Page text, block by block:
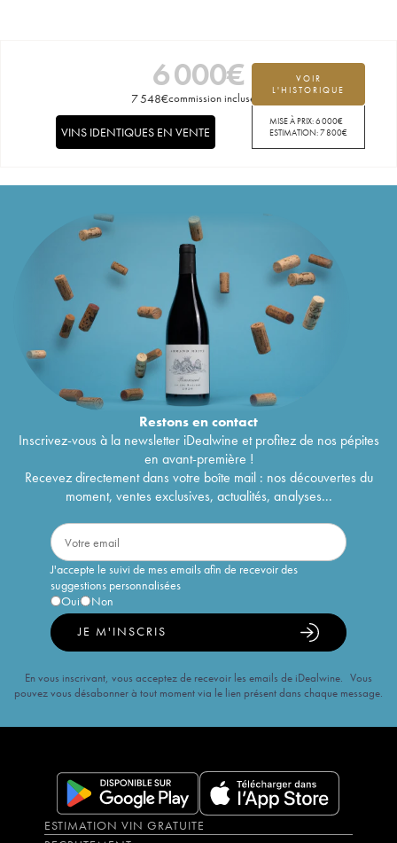
6 000€
7 548€commission incluse
VOIR
L'HISTORIQUE
MISE À PRIX:6 000€
ESTIMATION:7 800€
VINS IDENTIQUES EN VENTE
Restons encontact
Inscrivez-vous à la newsletter iDealwine et profitez de nos pépites
en avant-première !
Recevez directement dans votre boîte mail : nos découvertes du
moment, ventes exclusives, actualités, analyses...
J'accepte le suivi de mes emails afin de recevoir des
suggestions personnalisées
Oui
Non
JE M'INSCRIS
En vous inscrivant, vous acceptez de recevoir les emails de iDealwine. Vous
pouvez vous désabonner à tout moment via le lien présent dans chaque message.
ESTIMATION VIN GRATUITE